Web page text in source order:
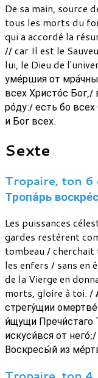
De sa main, source
tous les morts du
qui a accordé la
// car Il est le
lui, le Dieu de
уме́ршия от
всех Христо́с Бог,/
ро́ду:/ есть бо
и Бог всех.
Sexte
Tropaire, ton 6
Тропа́рь
Les puissances
gardes restèrent
tombeau /
les enfers / sans en
de la Vierge en
morts, gloire à toi. /
стрегу́щии
и́щущи Пречи́стаго
искуси́вся от
Воскресы́й из